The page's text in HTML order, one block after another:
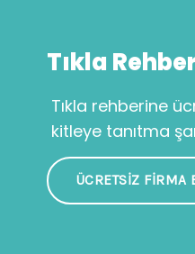
Tıkla
Tıkla rehberine
kitleye tanıtma
ÜCRETSIZ FIRMA